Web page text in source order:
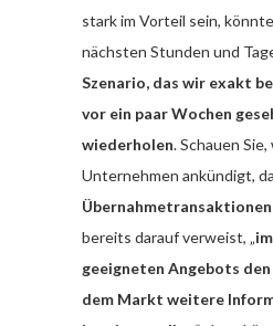
stark im Vorteil sein,
nächsten Stunden und
Szenario, das wir exakt
vor ein paar Wochen
wiederholen. Schauen
Unternehmen ankündigt,
bereits darauf verweist, „
geeigneten Angebots
dem Markt weitere